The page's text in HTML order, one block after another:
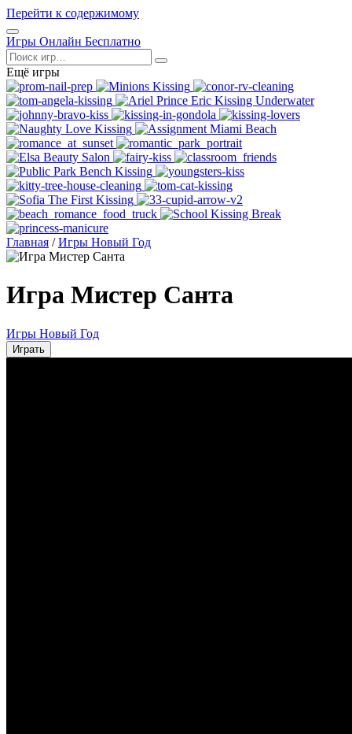
Перейти к содержимому
Открыть
меню
Игры Онлайн Бесплатно
Поиск
Ещё игры
Главная / Игры Новый Год
Игра Мистер Санта
Игры Новый Год
Играть